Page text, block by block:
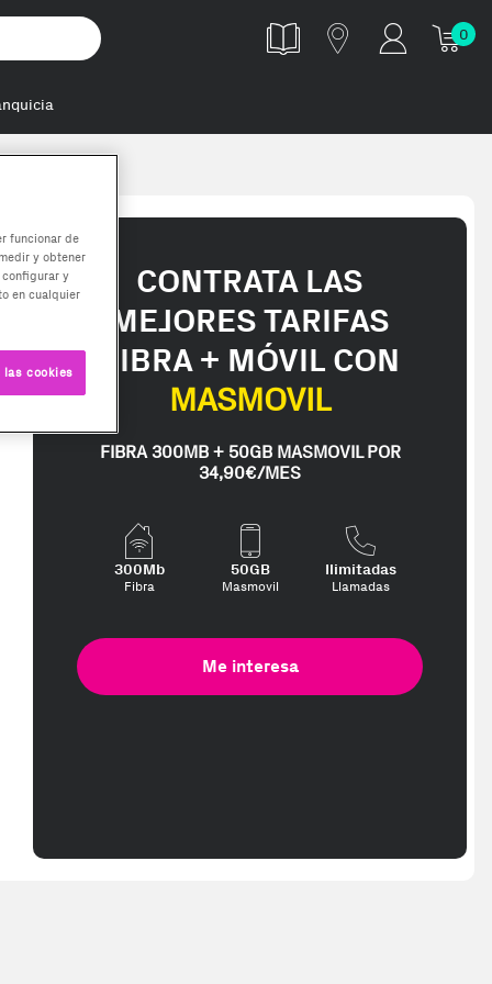
0
CONTRATA LAS
MEJORES TARIFAS
FIBRA + MÓVIL CON
MASMOVIL
FIBRA 300MB + 50GB MASMOVIL POR
34,90€/MES
300Mb
Fibra
50GB
Masmovil
Ilimitadas
Llamadas
Me interesa
funcionar de
y obtener
y
en cualquier
cookies